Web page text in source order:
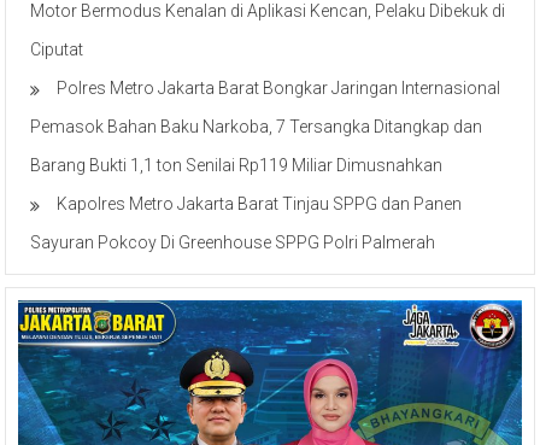
Motor Bermodus Kenalan di Aplikasi Kencan, Pelaku Dibekuk di
Ciputat
Polres Metro Jakarta Barat Bongkar Jaringan Internasional
Pemasok Bahan Baku Narkoba, 7 Tersangka Ditangkap dan
Barang Bukti 1,1 ton Senilai Rp119 Miliar Dimusnahkan
Kapolres Metro Jakarta Barat Tinjau SPPG dan Panen
Sayuran Pokcoy Di Greenhouse SPPG Polri Palmerah